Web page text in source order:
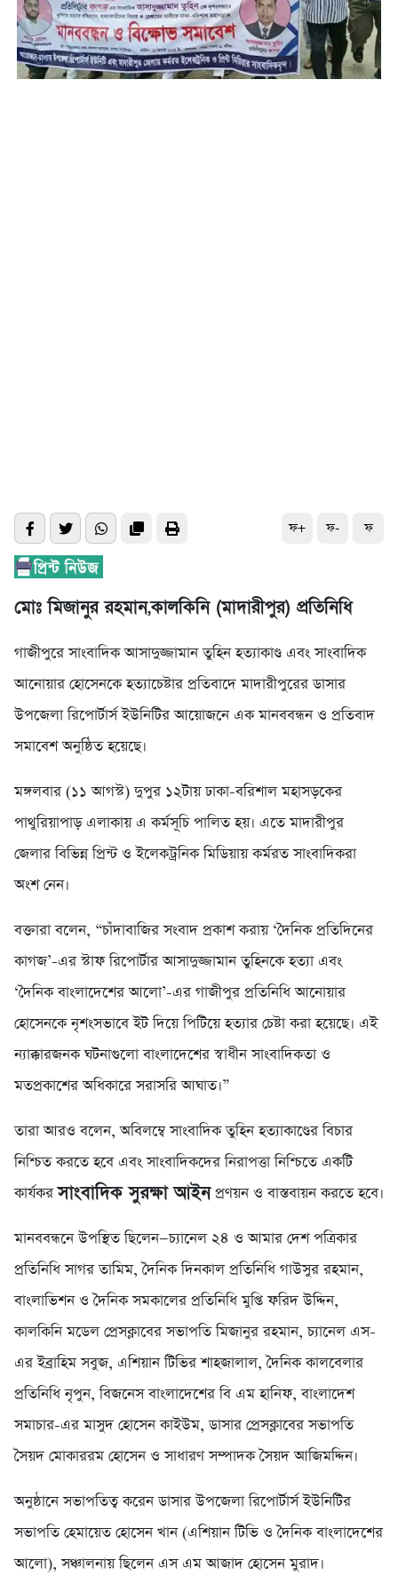
ফ+ ফ- ফ
মোঃ মিজানুর রহমান,কালকিনি (মাদারীপুর) প্রতিনিধি
গাজীপুরে সাংবাদিক আসাদুজ্জামান তুহিন হত্যাকাণ্ড এবং সাংবাদিক
আনোয়ার হোসেনকে হত্যাচেষ্টার প্রতিবাদে মাদারীপুরের ডাসার
উপজেলা রিপোর্টার্স ইউনিটির আয়োজনে এক মানববন্ধন ও প্রতিবাদ
সমাবেশ অনুষ্ঠিত হয়েছে।
মঙ্গলবার (১১ আগস্ট) দুপুর ১২টায় ঢাকা-বরিশাল মহাসড়কের
পাথুরিয়াপাড় এলাকায় এ কর্মসূচি পালিত হয়। এতে মাদারীপুর
জেলার বিভিন্ন প্রিন্ট ও ইলেকট্রনিক মিডিয়ায় কর্মরত সাংবাদিকরা
অংশ নেন।
বক্তারা বলেন, “চাঁদাবাজির সংবাদ প্রকাশ করায় ‘দৈনিক প্রতিদিনের
কাগজ’-এর স্টাফ রিপোর্টার আসাদুজ্জামান তুহিনকে হত্যা এবং
‘দৈনিক বাংলাদেশের আলো’-এর গাজীপুর প্রতিনিধি আনোয়ার
হোসেনকে নৃশংসভাবে ইট দিয়ে পিটিয়ে হত্যার চেষ্টা করা হয়েছে। এই
ন্যাক্কারজনক ঘটনাগুলো বাংলাদেশের স্বাধীন সাংবাদিকতা ও
মতপ্রকাশের অধিকারে সরাসরি আঘাত।”
তারা আরও বলেন, অবিলম্বে সাংবাদিক তুহিন হত্যাকাণ্ডের বিচার
নিশ্চিত করতে হবে এবং সাংবাদিকদের নিরাপত্তা নিশ্চিতে একটি
কার্যকরসাংবাদিক সুরক্ষা আইনপ্রণয়ন ও বাস্তবায়ন করতে হবে।
মানববন্ধনে উপস্থিত ছিলেন—চ্যানেল ২৪ ও আমার দেশ পত্রিকার
প্রতিনিধি সাগর তামিম, দৈনিক দিনকাল প্রতিনিধি গাউসুর রহমান,
বাংলাভিশন ও দৈনিক সমকালের প্রতিনিধি মুপ্তি ফরিদ উদ্দিন,
কালকিনি মডেল প্রেসক্লাবের সভাপতি মিজানুর রহমান, চ্যানেল এস-
এর ইব্রাহিম সবুজ, এশিয়ান টিভির শাহজালাল, দৈনিক কালবেলার
প্রতিনিধি নৃপুন, বিজনেস বাংলাদেশের বি এম হানিফ, বাংলাদেশ
সমাচার-এর মাসুদ হোসেন কাইউম, ডাসার প্রেসক্লাবের সভাপতি
সৈয়দ মোকাররম হোসেন ও সাধারণ সম্পাদক সৈয়দ আজিমদ্দিন।
অনুষ্ঠানে সভাপতিত্ব করেন ডাসার উপজেলা রিপোর্টার্স ইউনিটির
সভাপতি হেমায়েত হোসেন খান (এশিয়ান টিভি ও দৈনিক বাংলাদেশের
আলো), সঞ্চালনায় ছিলেন এস এম আজাদ হোসেন মুরাদ।